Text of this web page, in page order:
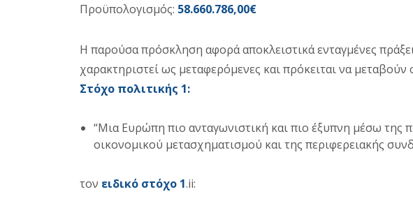
Προϋπολογισμός: 58.660.786,00€
Η παρούσα πρόσκληση αφορά αποκλειστικά ενταγμένες
χαρακτηριστεί ως μεταφερόμενες και πρόκειται να
Στόχο πολιτικής 1:
“Μια Ευρώπη πιο ανταγωνιστική και πιο έξυπνη μέσω της
οικονομικού μετασχηματισμού και της περιφερειακής
τον ειδικό στόχο 1.ii: